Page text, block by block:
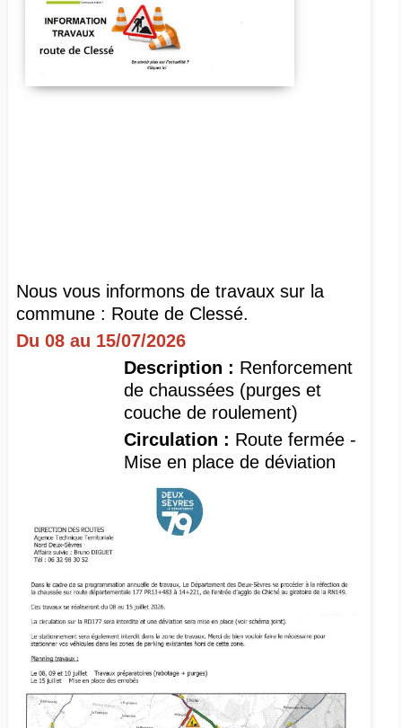
Nous vous informons de travaux sur la
commune : Route de Clessé.
Du 08 au 15/07/2026
Description : Renforcement
de chaussées (purges et
couche de roulement)
Circulation : Route fermée -
Mise en place de déviation